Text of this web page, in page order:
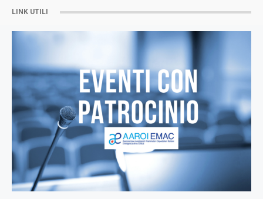
LINK UTILI